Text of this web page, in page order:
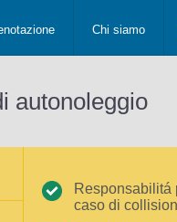
Chi siamo
autonoleggio
Responsabilitá
caso di